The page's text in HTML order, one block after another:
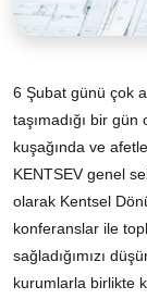
6 Şubat günü çok
taşımadığı bir
kuşağında ve
KENTSEV genel
olarak Kentsel
konferanslar ile
sağladığımızı
kurumlarla birlikte